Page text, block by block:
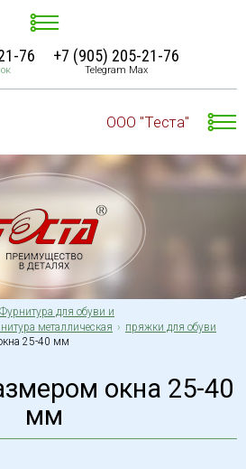
76 +7 (905) 205-21-76
Telegram Max
ООО "Теста"
Фурнитура для обуви и
металлическая
пряжки для обуви
25-40 мм
окна 25-40
мм